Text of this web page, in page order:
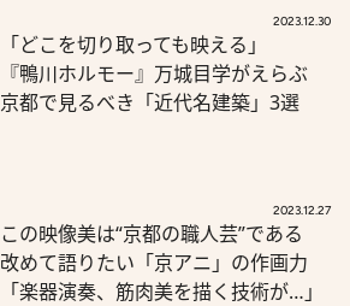
2023.12.30
「どこを切り取っても映える」
『鴨川ホルモー』万城目学がえらぶ
京都で見るべき「近代名建築」3選
2023.12.27
この映像美は“京都の職人芸”である
改めて語りたい「京アニ」の作画力
「楽器演奏、筋肉美を描く技術が…」